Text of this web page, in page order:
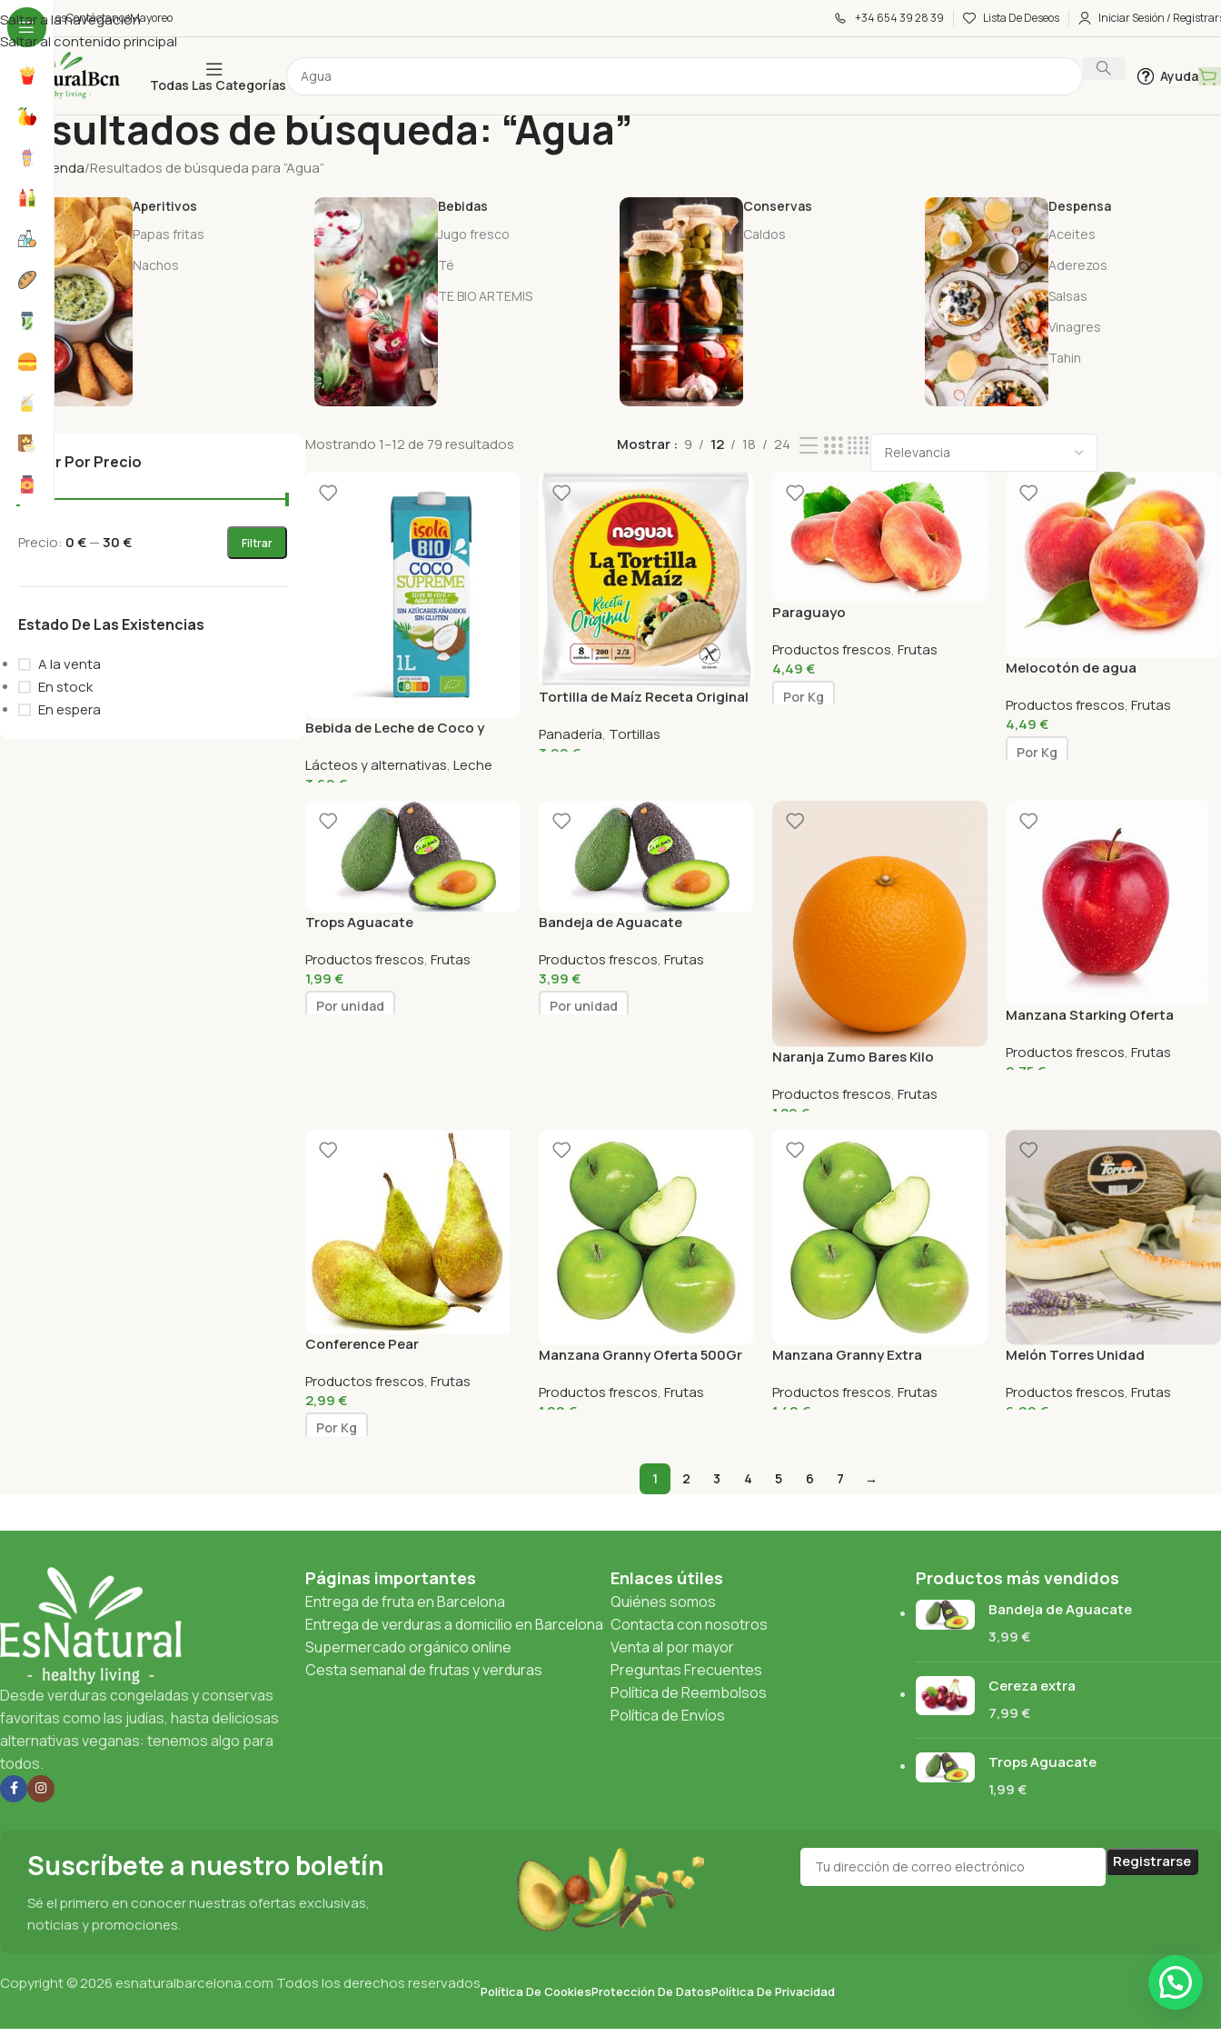
Saltar a la navegación
Saltar al contenido principal
SomosContáctanosMayoreo +34 654 39 28 39 Lista De Deseos Iniciar Sesión /
Todas Las Categorías
Ayuda
Resultados de búsqueda: “Agua”
Inicio Tienda Resultados de búsqueda para “Agua”
Aperitivos
Papas fritas
Nachos
Bebidas
Jugo fresco
Té
TE BIO ARTEMIS
Conservas
Caldos
Despensa
Aceites
Aderezos
Salsas
Vinagres
Tahin
Filtrar Por Precio
Filtrar
Precio: 0 €—30 €
Estado De Las Existencias
A la venta
En stock
En espera
Mostrando 1–12 de 79 resultados Mostrar 9 12 18 24
Bebida de Leche de Coco y
Lácteos y alternativas, Leche
3,69 €
Tortilla de Maíz Receta Original
Panadería, Tortillas
3,99 €
Paraguayo
Productos frescos, Frutas
4,49€
Por Kg
Melocotón de agua
Productos frescos, Frutas
4,49€
Por Kg
Trops Aguacate
Productos frescos, Frutas
1,99€
Por unidad
Bandeja de Aguacate
Productos frescos, Frutas
3,99€
Por unidad
Naranja Zumo Bares Kilo
Productos frescos, Frutas
1,29 €
Manzana Starking Oferta
Productos frescos, Frutas
0,75 €
Conference Pear
Productos frescos, Frutas
2,99€
Por Kg
Manzana Granny Oferta 500Gr
Productos frescos, Frutas
1,00 €
Manzana Granny Extra
Productos frescos, Frutas
1,40 €
Melón Torres Unidad
Productos frescos, Frutas
6,00 €
1 2 3 4 5 6 7 →
Desde verduras congeladas y conservas
favoritas como las judías, hasta deliciosas
alternativas veganas: tenemos algo para
todos.
Páginas importantes
Entrega de fruta en Barcelona
Entrega de verduras a domicilio en Barcelona
Supermercado orgánico online
Cesta semanal de frutas y verduras
Enlaces útiles
Quiénes somos
Contacta con nosotros
Venta al por mayor
Preguntas Frecuentes
Política de Reembolsos
Política de Envíos
Productos más vendidos
Bandeja de Aguacate
3,99€
Cereza extra
7,99€
Trops Aguacate
1,99€
Suscríbete a nuestro boletín
Sé el primero en conocer nuestras ofertas exclusivas,
noticias y promociones.
Copyright © 2026 esnaturalbarcelona.com Todos los derechos reservadosPolítica De CookiesProtección De DatosPolítica De Privacidad